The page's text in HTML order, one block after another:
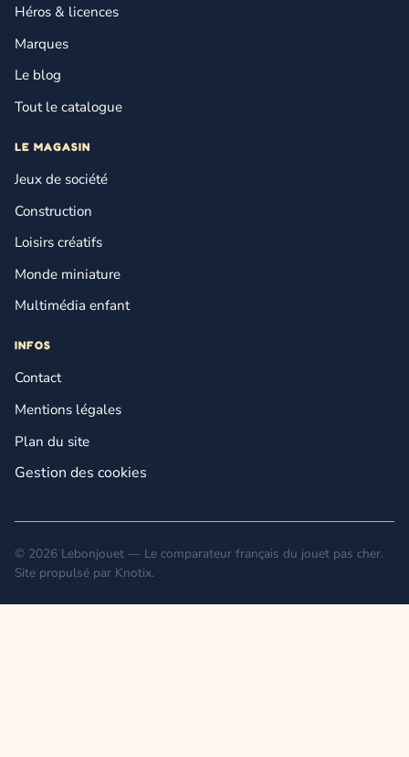
Héros & licences
Marques
Le blog
Tout le catalogue
LE MAGASIN
Jeux de société
Construction
Loisirs créatifs
Monde miniature
Multimédia enfant
INFOS
Contact
Mentions légales
Plan du site
Gestion des cookies
© 2026 Lebonjouet — Le comparateur français du jouet pas cher.
Site propulsé par Knotix.